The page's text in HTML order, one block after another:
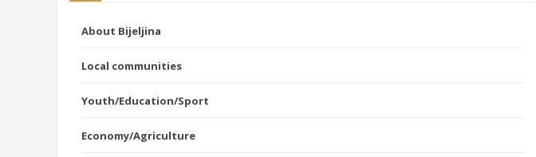
About Bijeljina
Local communities
Youth/Education/Sport
Economy/Agriculture